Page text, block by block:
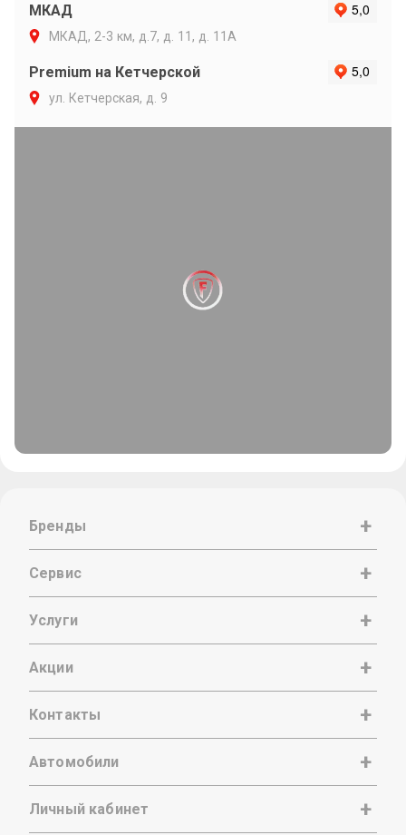
МКАД
МКАД, 2-3 км, д.7, д. 11, д. 11А
Premium на Кетчерской
ул. Кетчерская, д. 9
Бренды
Сервис
Услуги
Акции
Контакты
Автомобили
Личный кабинет